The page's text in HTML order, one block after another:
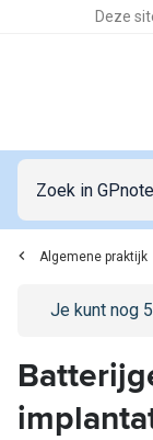
Deze
Algemene praktijk
Go to/sign-in
Je kunt nog 5